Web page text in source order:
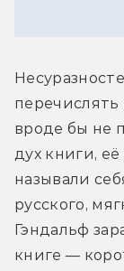
перечислять
вроде бы не
дух книги,
называли
русского,
Гэндальф
книге —